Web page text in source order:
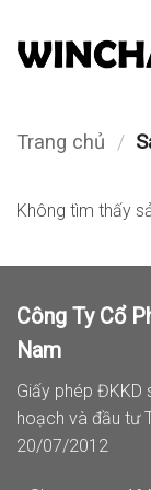
qua
Trang chủ /
Không tìm thấy
Công Ty Cổ
Nam
Giấy phép
hoạch và đầu tư
20/07/2012